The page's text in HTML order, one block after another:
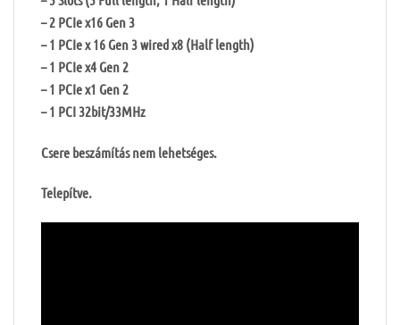
– 2 PCIe x16 Gen 3
– 1 PCIe x 16 Gen 3 wired x8 (Half length)
– 1 PCIe x4 Gen 2
– 1 PCIe x1 Gen 2
– 1 PCI 32bit/33MHz
Csere beszámítás nem lehetséges.
Telepítve.